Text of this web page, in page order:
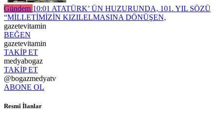
Gündem 10:01 ATATÜRK’ ÜN HUZURUNDA, 101. YIL SÖZÜ
“MİLLETİMİZİN KIZILELMASINA DÖNÜŞEN,
gazetevitamin
BEĞEN
gazetevitamin
TAKİP ET
medyabogaz
TAKİP ET
@bogazmedyatv
ABONE OL
Resmî İlanlar